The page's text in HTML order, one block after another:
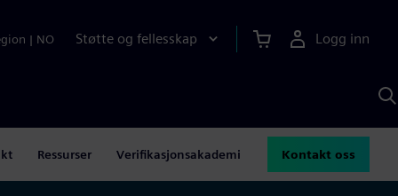
| NO Støtte og fellesskap Logg inn
Ressurser Verifikasjonsakademi Kontakt oss